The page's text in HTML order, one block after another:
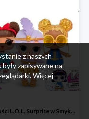
Nowości L.O.L. Surprise w Smyku do -45%
z naszych
zapisywane na
Więcej